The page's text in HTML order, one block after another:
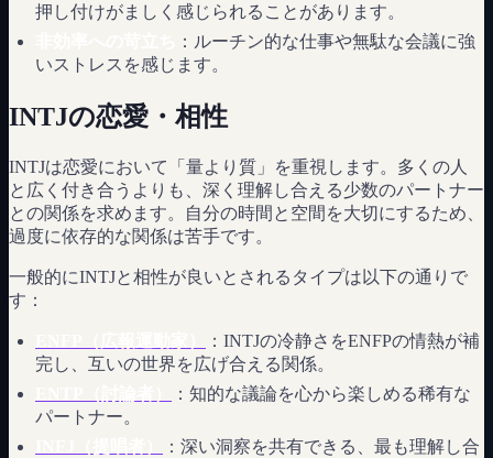
押し付けがましく感じられることがあります。
：ルーチン的な仕事や無駄な会議に強
いストレスを感じます。
INTJの恋愛・相性
INTJは恋愛において「量より質」を重視します。多くの人
と広く付き合うよりも、深く理解し合える少数のパートナー
との関係を求めます。自分の時間と空間を大切にするため、
過度に依存的な関係は苦手です。
一般的にINTJと相性が良いとされるタイプは以下の通りで
す：
：INTJの冷静さをENFPの情熱が補
完し、互いの世界を広げ合える関係。
：知的な議論を心から楽しめる稀有な
パートナー。
：深い洞察を共有できる、最も理解し合